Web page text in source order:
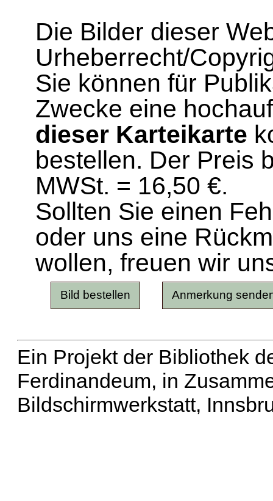
Die Bilder dieser
Urheberrecht/
Sie können für
Zwecke eine
dieser Karteikarte
bestellen. Der Preis
MWSt. = 16,50 €.
Sollten Sie einen
oder uns eine
wollen, freuen wir
Ein Projekt der Bibliothek
Ferdinandeum, in
Bildschirmwerkstatt,